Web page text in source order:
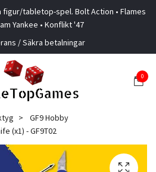
tabletop-spel. Bolt Action • Flames
Yankee • Konflikt '47
/ Säkra betalningar
0
GF9 Hobby
(x1) - GF9T02